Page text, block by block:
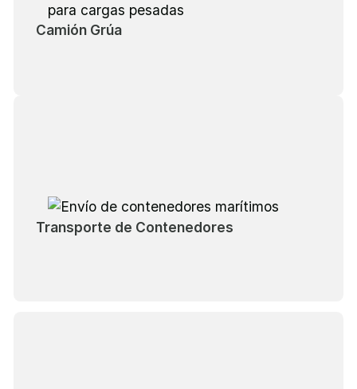
Camión Grúa
Transporte de Contenedores